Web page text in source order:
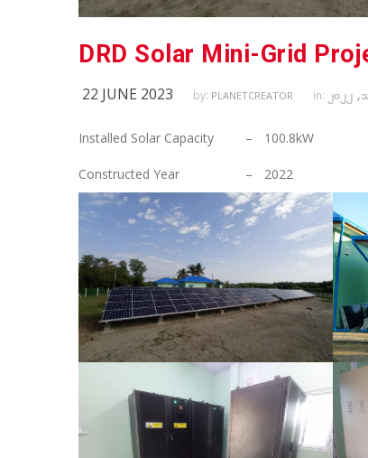
DRD Solar Mini-Grid
22 JUNE 2023 by: PLANETCREATOR in: ၂၀၂၂ ,
Installed Solar Capacity – 100.8kW
Constructed Year – 2022